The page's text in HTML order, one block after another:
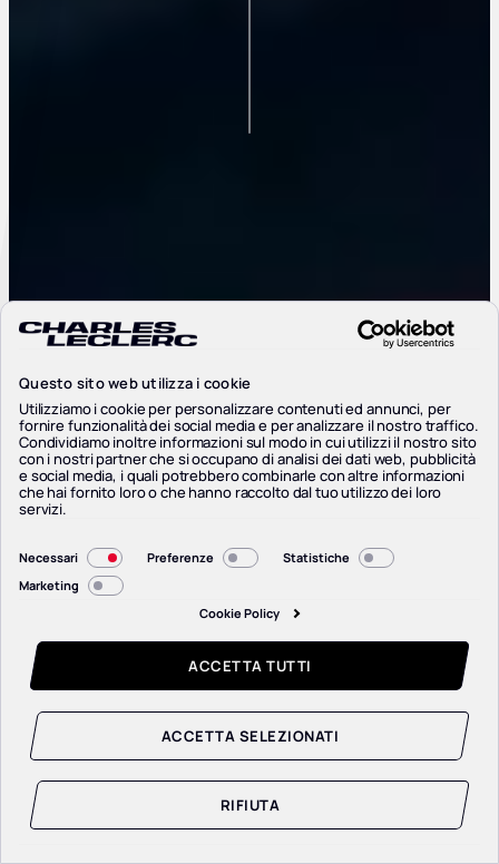
Questo sito web utilizza i cookie
Utilizziamo i cookie per personalizzare contenuti ed annunci, per
fornire funzionalità dei social media e per analizzare il nostro traffico.
Condividiamo inoltre informazioni sul modo in cui utilizzi il nostro sito
con i nostri partner che si occupano di analisi dei dati web, pubblicità
e social media, i quali potrebbero combinarle con altre informazioni
che hai fornito loro o che hanno raccolto dal tuo utilizzo dei loro
servizi.
Selezione
del
Necessari Preferenze
Statistiche
Marketing
Cookie Policy
ACCETTA TUTTI
ACCETTA SELEZIONATI
RIFIUTA
SCOPRI L’UOMO
SCOPRI L’UOMO